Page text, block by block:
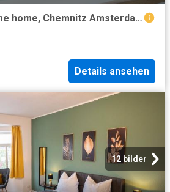
Wonderful, awesome home, Chemnitz Amsterdam Apartments for Rent
Details ansehen
12 bilder